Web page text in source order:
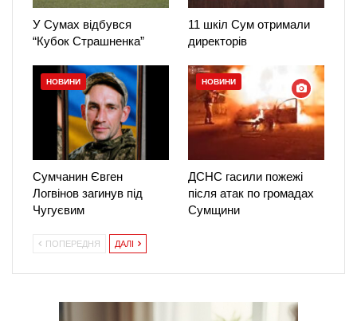
У Сумах відбувся
“Кубок Страшненка”
11 шкіл Сум отримали
директорів
НОВИНИ
Сумчанин Євген
Логвінов загинув під
Чугуєвим
НОВИНИ
ДСНС гасили пожежі
після атак по громадах
Сумщини
ПОПЕРЕДНЯ ДАЛІ